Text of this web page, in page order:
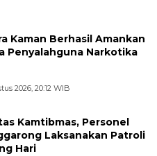
Kaman Berhasil Amankan
Penyalahguna Narkotika
2026, 20:12 WIB
Kamtibmas, Personel
Laksanakan Patroli
Hari